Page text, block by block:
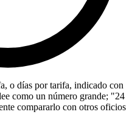
o días por tarifa, indicado con
como un número grande; "24
compararlo con otros oficios